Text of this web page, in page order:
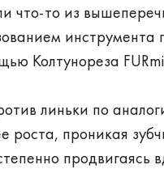
что-то из
инструмента
Колтунореза
линьки по
роста, проникая
продвигаясь